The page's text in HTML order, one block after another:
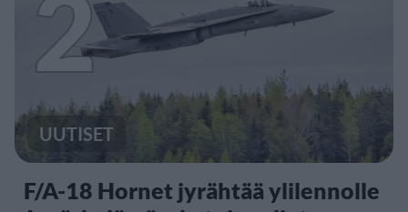
2
UUTISET
F/A-18 Hornet jyrähtää ylilennolle